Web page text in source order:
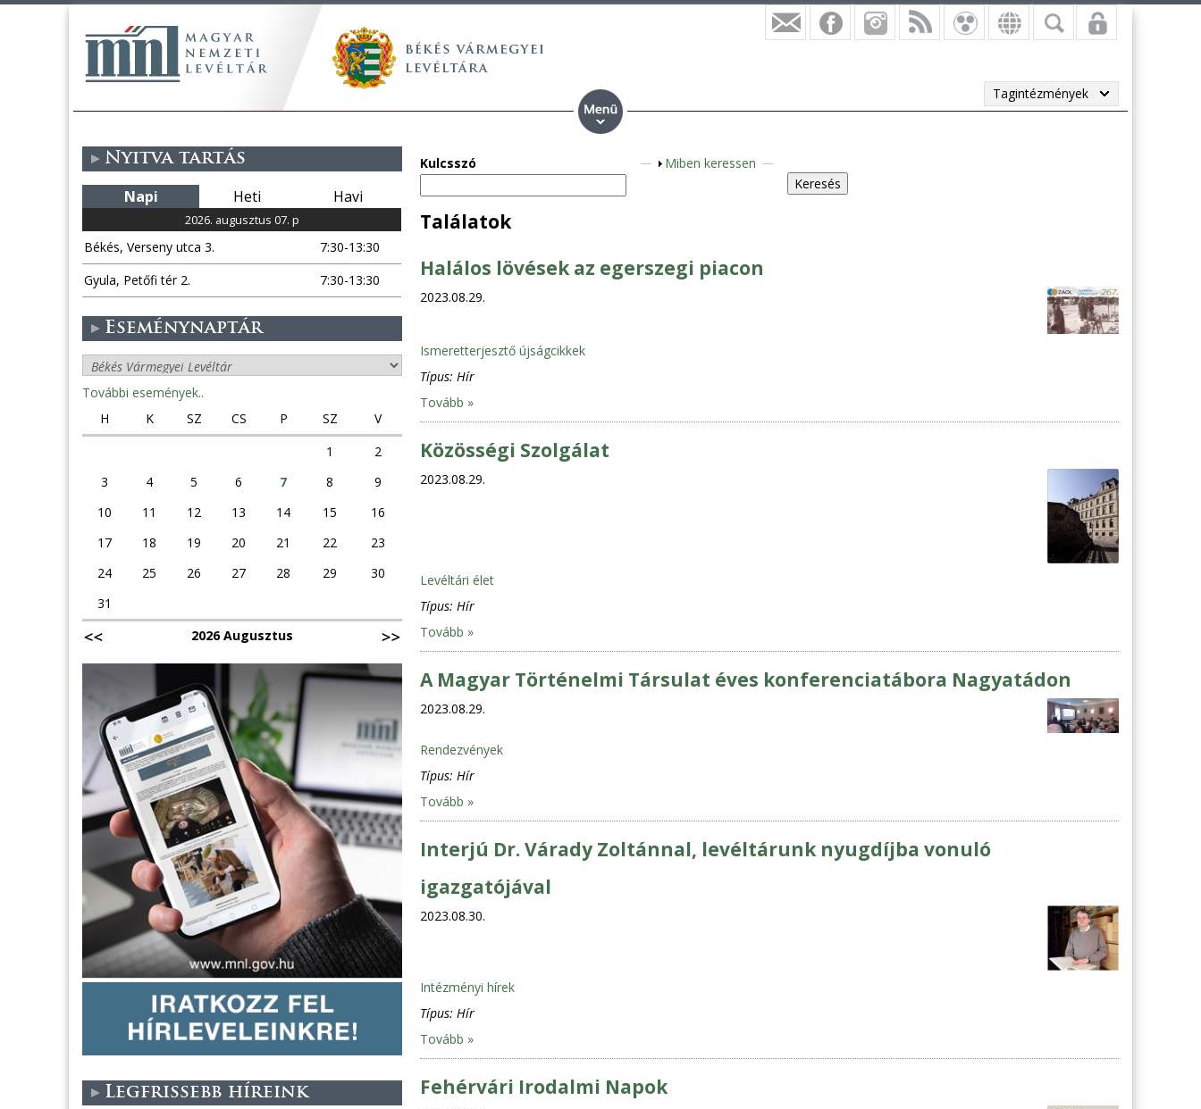
Tagintézmények
Kulcsszó
M
l
Miben keressen
Találatok
Halálos lövések az egerszegi piacon
2023.08.29.
Ismeretterjesztő újságcikkek
Típus: Hír
Tovább »
Közösségi Szolgálat
2023.08.29.
Levéltári élet
Típus: Hír
Tovább »
A Magyar Történelmi Társulat éves konferenciatábora Nagyatádon
2023.08.29.
Rendezvények
Típus: Hír
Tovább »
Interjú Dr. Várady Zoltánnal, levéltárunk nyugdíjba vonuló
igazgatójával
2023.08.30.
Intézményi hírek
Típus: Hír
Tovább »
Fehérvári Irodalmi Napok
Nyitva tartás
Napi Heti Havi
2026. augusztus 07. p
Békés, Verseny utca 3.
7:30-13:30
Gyula, Petőfi tér 2.
7:30-13:30
Eseménynaptár
További események..
H
K SZ CS P SZ
V
1
2
3
4 5 6 7 8
9
10
11 12 13 14 15
16
17
18 19 20 21 22
23
24
25 26 27 28 29
30
31
2026 Augusztus
Legfrissebb híreink